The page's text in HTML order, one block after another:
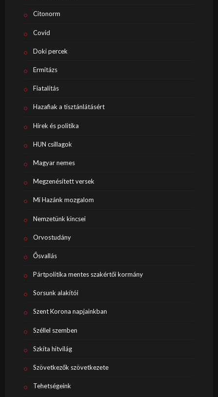
Citonorm
Covid
Doki percek
Ermitázs
Fiatalítás
Hazafiak a tisztánlátásért
Hírek és politika
HUN csillagok
Magyar nemes
Megzenésített versek
Mi Hazánk mozgalom
Nemzetünk kincsei
Orvostudány
Ősvallás
Pártpolitika mentes szakértői kormány
Sorsunk alakítói
Szent Korona napjainkban
Széllel szemben
Szkíta hitvilág
Szövetkezők szövetkezete
Tehetségeink